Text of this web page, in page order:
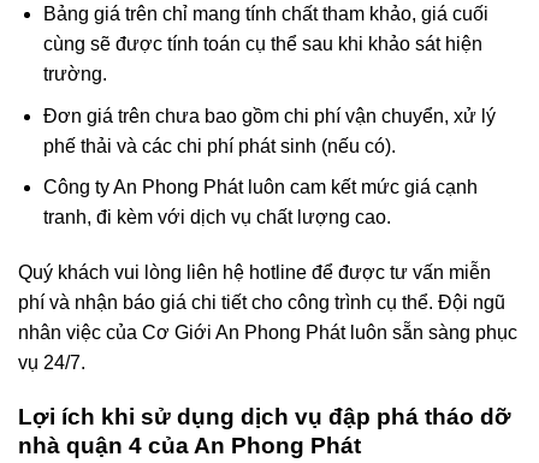
Bảng giá trên chỉ mang tính chất tham khảo, giá cuối
cùng sẽ được tính toán cụ thể sau khi khảo sát hiện
trường.
Đơn giá trên chưa bao gồm chi phí vận chuyển, xử lý
phế thải và các chi phí phát sinh (nếu có).
Công ty An Phong Phát luôn cam kết mức giá cạnh
tranh, đi kèm với dịch vụ chất lượng cao.
Quý khách vui lòng liên hệ hotline để được tư vấn miễn
phí và nhận báo giá chi tiết cho công trình cụ thể. Đội ngũ
nhân việc của Cơ Giới An Phong Phát luôn sẵn sàng phục
vụ 24/7.
Lợi ích khi sử dụng dịch vụ đập phá tháo dỡ
nhà quận 4 của An Phong Phát